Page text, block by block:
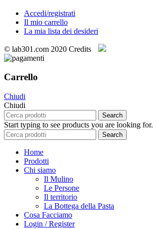
Accedi/registrati
Il mio carrello
La mia lista dei desideri
© lab301.com 2020 Credits
Carrello
Chiudi
Chiudi
Search
Start typing to see products you are looking for.
Search
Home
Prodotti
Chi siamo
Il Mulino
Le Persone
Il territorio
La Bottega della Pasta
Cosa Facciamo
Login / Register